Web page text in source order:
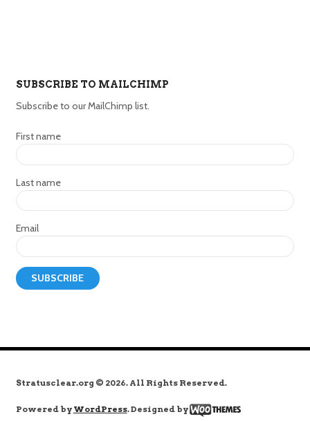
SUBSCRIBE TO MAILCHIMP
Subscribe to our MailChimp list.
First name
Last name
Email
Stratusclear.org © 2026. All Rights Reserved.
Powered by WordPress. Designed by